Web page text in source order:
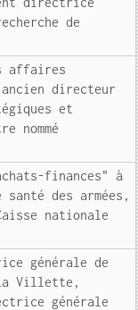
de
affaires
ancien directeur
et
nommé
finances" à
des armées,
nationale
générale de
Villette,
générale